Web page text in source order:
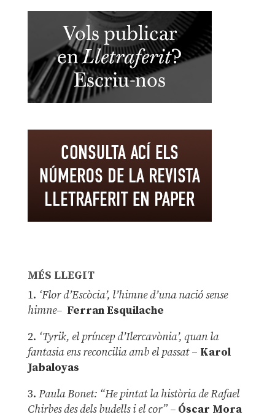
MÉS LLEGIT
1. ‘Flor d’Escòcia’, l’himne d’una nació sense
himne– Ferran Esquilache
2. ‘Tyrik, el príncep d’Ilercavònia’, quan la
fantasia ens reconcilia amb el passat– Karol
Jabaloyas
3. Paula Bonet: “He pintat la història de Rafael
Chirbes des dels budells i el cor” –Óscar Mora